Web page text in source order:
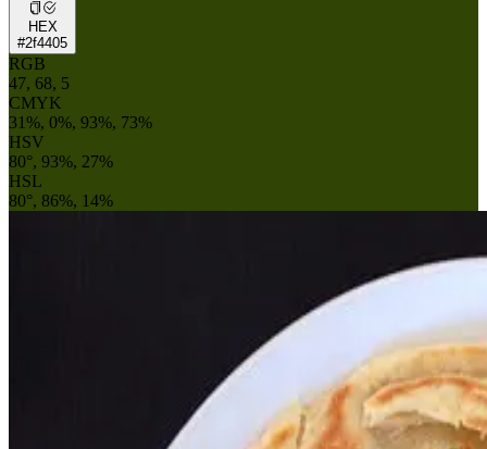
HEX
#2f4405
RGB
47, 68, 5
CMYK
31%, 0%, 93%, 73%
HSV
80°, 93%, 27%
HSL
80°, 86%, 14%